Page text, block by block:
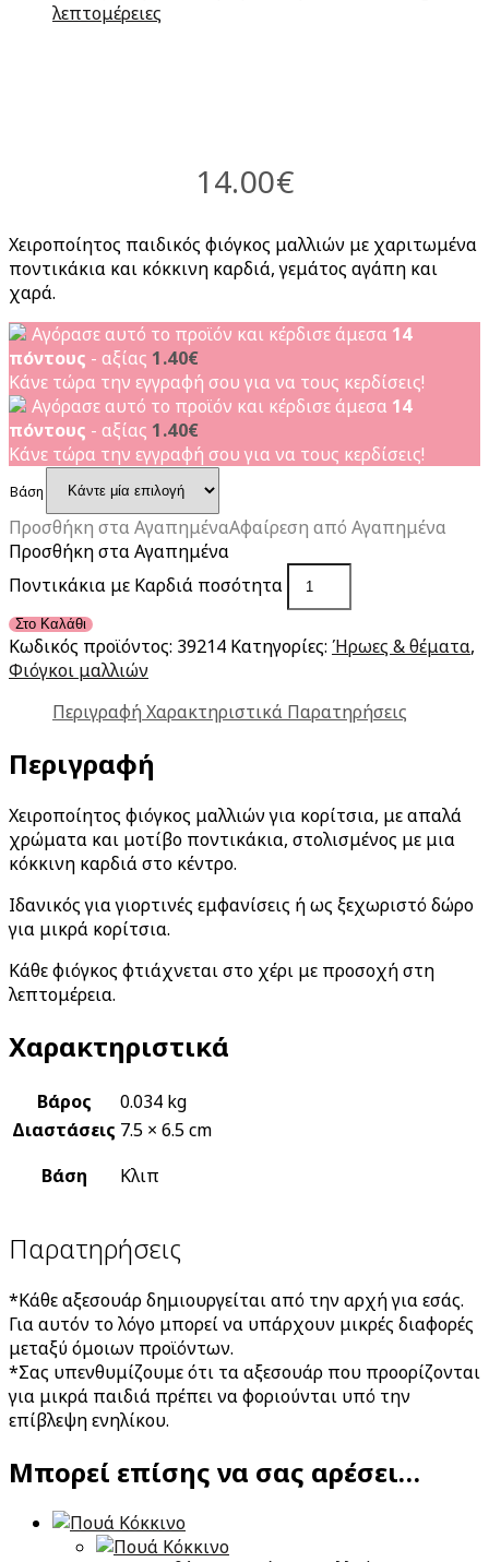
14.00€
Χειροποίητος παιδικός φιόγκος μαλλιών με χαριτωμένα
ποντικάκια και κόκκινη καρδιά, γεμάτος αγάπη και
χαρά.
Αγόρασε αυτό το προϊόν και κέρδισε άμεσα 14
πόντους - αξίας 1.40€
Κάνε τώρα την εγγραφή σου για να τους κερδίσεις!
Αγόρασε αυτό το προϊόν και κέρδισε άμεσα 14
πόντους - αξίας 1.40€
Κάνε τώρα την εγγραφή σου για να τους κερδίσεις!
Βάση
Προσθήκη στα ΑγαπημέναΑφαίρεση από Αγαπημένα
Προσθήκη στα Αγαπημένα
Ποντικάκια με Καρδιά ποσότητα
Στο Καλάθι
Κωδικός προϊόντος: 39214 Κατηγορίες: Ήρωες & θέματα,
Φιόγκοι μαλλιών
Περιγραφή Χαρακτηριστικά Παρατηρήσεις
Περιγραφή
Χειροποίητος φιόγκος μαλλιών για κορίτσια, με απαλά
χρώματα και μοτίβο ποντικάκια, στολισμένος με μια
κόκκινη καρδιά στο κέντρο.
Ιδανικός για γιορτινές εμφανίσεις ή ως ξεχωριστό δώρο
για μικρά κορίτσια.
Κάθε φιόγκος φτιάχνεται στο χέρι με προσοχή στη
λεπτομέρεια.
Χαρακτηριστικά
Βάρος
0.034 kg
Διαστάσεις 7.5 × 6.5 cm
Βάση
Κλιπ
Παρατηρήσεις
*Κάθε αξεσουάρ δημιουργείται από την αρχή για εσάς.
Για αυτόν το λόγο μπορεί να υπάρχουν μικρές διαφορές
μεταξύ όμοιων προϊόντων.
*Σας υπενθυμίζουμε ότι τα αξεσουάρ που προορίζονται
για μικρά παιδιά πρέπει να φοριούνται υπό την
επίβλεψη ενηλίκου.
Μπορεί επίσης να σας αρέσει…